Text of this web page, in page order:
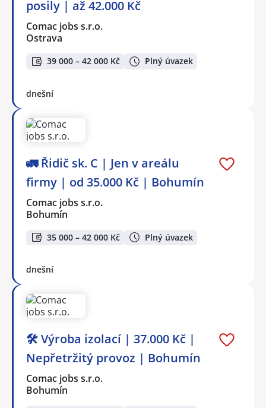
posily | až 42.000 Kč
Comac jobs s.r.o.
Ostrava
39 000 – 42 000 Kč Plný úvazek
dnešní
🚛 Řidič sk. C | Jen v areálu
firmy | od 35.000 Kč | Bohumín
Comac jobs s.r.o.
Bohumín
35 000 – 42 000 Kč Plný úvazek
dnešní
🛠️ Výroba izolací | 37.000 Kč |
Nepřetržitý provoz | Bohumín
Comac jobs s.r.o.
Bohumín